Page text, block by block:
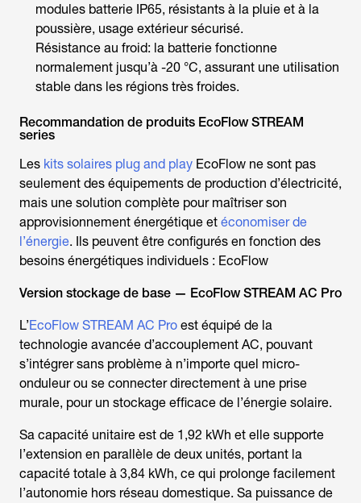
modules batterie IP65, résistants à la pluie et à la
poussière, usage extérieur sécurisé.
Résistance au froid: la batterie fonctionne
normalement jusqu’à -20 °C, assurant une utilisation
stable dans les régions très froides.
Recommandation de produits EcoFlow STREAM
series
Les kits solaires plug and play EcoFlow ne sont pas
seulement des équipements de production d’électricité,
mais une solution complète pour maîtriser son
approvisionnement énergétique et économiser de
l’énergie. Ils peuvent être configurés en fonction des
besoins énergétiques individuels : EcoFlow
Version stockage de base — EcoFlow STREAM AC Pro
L’EcoFlow STREAM AC Pro est équipé de la
technologie avancée d’accouplement AC, pouvant
s’intégrer sans problème à n’importe quel micro-
onduleur ou se connecter directement à une prise
murale, pour un stockage efficace de l’énergie solaire.
Sa capacité unitaire est de 1,92 kWh et elle supporte
l’extension en parallèle de deux unités, portant la
capacité totale à 3,84 kWh, ce qui prolonge facilement
l’autonomie hors réseau domestique. Sa puissance de